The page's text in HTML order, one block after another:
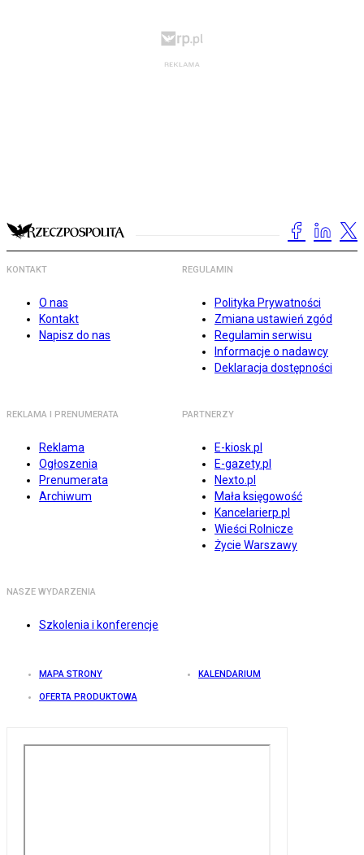
KONTAKT
O nas
Kontakt
Napisz do nas
REGULAMIN
Polityka Prywatności
Zmiana ustawień zgód
Regulamin serwisu
Informacje o nadawcy
Deklaracja dostępności
REKLAMA I PRENUMERATA
Reklama
Ogłoszenia
Prenumerata
Archiwum
PARTNERZY
E-kiosk.pl
E-gazety.pl
Nexto.pl
Mała księgowość
Kancelarierp.pl
Wieści Rolnicze
Życie Warszawy
NASZE WYDARZENIA
Szkolenia i konferencje
MAPA STRONY KALENDARIUM
OFERTA PRODUKTOWA